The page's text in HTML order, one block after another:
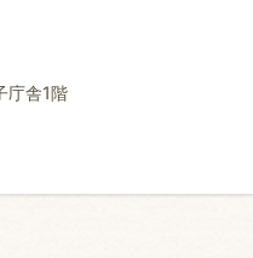
庁舎1階